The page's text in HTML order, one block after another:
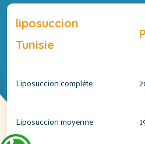
liposuccion
Tunisie
Liposuccion complète
Liposuccion moyenne